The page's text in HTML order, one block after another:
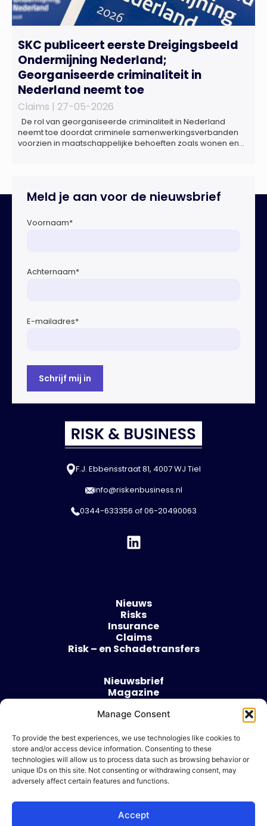
Manage Consent
To provide the best experiences, we use technologies like cookies to
store and/or access device information. Consenting to these
technologies will allow us to process data such as browsing behavior or
unique IDs on this site. Not consenting or withdrawing consent, may
adversely affect certain features and functions.
Accept
SKC publiceert eerste Dreigingsbeeld
Ondermijning Nederland;
Georganiseerde criminaliteit in
Nederland neemt toe
Claims | 27-05-2026
De rol van georganiseerde criminaliteit in Nederland
neemt toe doordat criminele samenwerkingsverbanden
voorzien in maatschappelijke behoeften zoals wonen en
rapport geschreven door het Strategisch Kenniscentrum
Ondermijnende […]
Meld je aan voor de nieuwsbrief
Voornaam*
Achternaam*
E-mailadres*
F.J. Ebbensstraat 81, 4007 WJ Tiel
info@riskenbusiness.nl
0344-633356 of06-20490063
Nieuws
Risks
Insurance
Claims
Risk – en Schadetransfers
Nieuwsbrief
Magazine
Over
Algemene voorwaarden
Cookie beleid
Ik wil adverteren